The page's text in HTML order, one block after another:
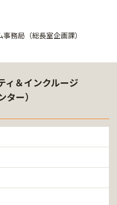
務局（総長室企画課）
ィ＆インクルージ
ー）